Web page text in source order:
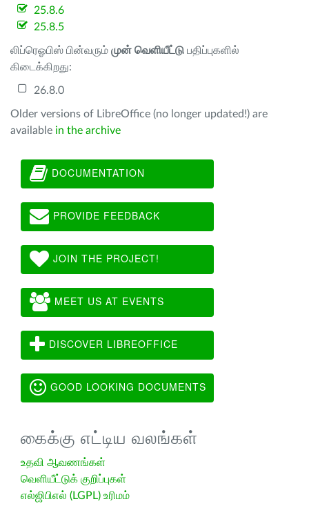
25.8.6
25.8.5
லிப்ரெஓபிஸ் பின்வரும் முன் வெளியீட்டு பதிப்புகளில்
கிடைக்கிறது:
26.8.0
Older versions of LibreOffice (no longer updated!) are
available in the archive
DOCUMENTATION
PROVIDE FEEDBACK
JOIN THE PROJECT!
MEET US AT EVENTS
DISCOVER LIBREOFFICE
GOOD LOOKING DOCUMENTS
கைக்கு எட்டிய வலங்கள்
உதவி ஆவணங்கள்
வெளியீட்டுக் குறிப்புகள்
எல்ஜிபிஎல் (LGPL) உரிமம்